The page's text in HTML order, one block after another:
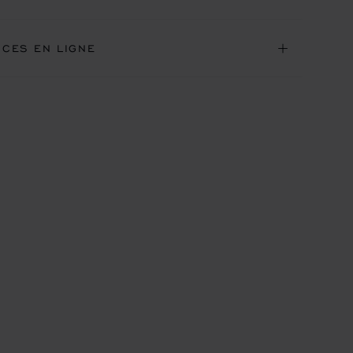
EN LIGNE